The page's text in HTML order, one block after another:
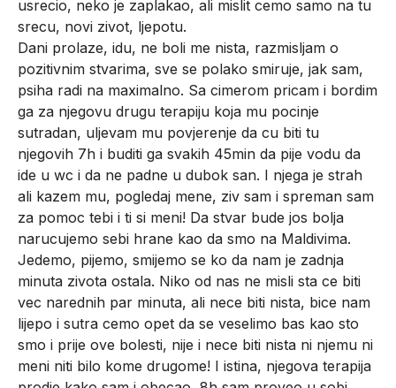
usrecio, neko je zaplakao, ali mislit cemo samo na tu
srecu, novi zivot, ljepotu.
Dani prolaze, idu, ne boli me nista, razmisljam o
pozitivnim stvarima, sve se polako smiruje, jak sam,
psiha radi na maximalno. Sa cimerom pricam i bordim
ga za njegovu drugu terapiju koja mu pocinje
sutradan, uljevam mu povjerenje da cu biti tu
njegovih 7h i buditi ga svakih 45min da pije vodu da
ide u wc i da ne padne u dubok san. I njega je strah
ali kazem mu, pogledaj mene, ziv sam i spreman sam
za pomoc tebi i ti si meni! Da stvar bude jos bolja
narucujemo sebi hrane kao da smo na Maldivima.
Jedemo, pijemo, smijemo se ko da nam je zadnja
minuta zivota ostala. Niko od nas ne misli sta ce biti
vec narednih par minuta, ali nece biti nista, bice nam
lijepo i sutra cemo opet da se veselimo bas kao sto
smo i prije ove bolesti, nije i nece biti nista ni njemu ni
meni niti bilo kome drugome! I istina, njegova terapija